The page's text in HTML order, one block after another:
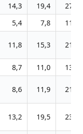
14,3 19,4
27,4
5,4 7,8
11,8
11,8 15,3 21,2
8,7 11,0
13,8
8,6 11,9 21,9
13,2 19,5 23,0